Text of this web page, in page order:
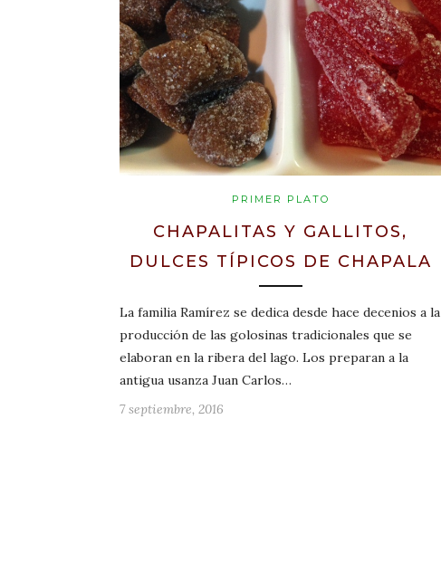
PRIMER PLATO
CHAPALITAS Y GALLITOS,
DULCES TÍPICOS DE CHAPALA
La familia Ramírez se dedica desde hace decenios a la
producción de las golosinas tradicionales que se
elaboran en la ribera del lago. Los preparan a la
antigua usanza Juan Carlos…
7 septiembre, 2016